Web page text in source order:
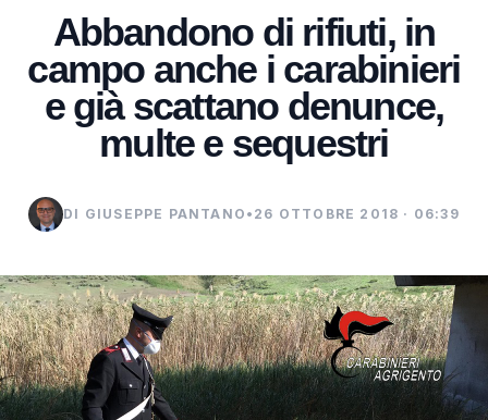
Abbandono di rifiuti, in
campo anche i carabinieri
e già scattano denunce,
multe e sequestri
DI GIUSEPPE PANTANO • 26 OTTOBRE 2018 · 06:39